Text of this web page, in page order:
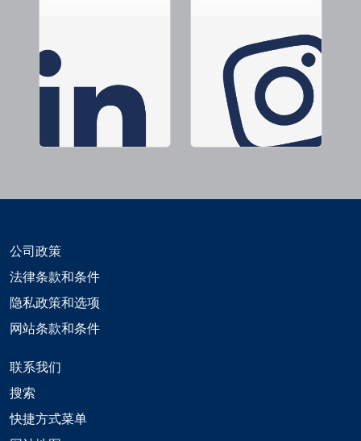
公司政策
法律条款和条件
隐私政策和选项
网站条款和条件
联系我们
搜索
快捷方式菜单